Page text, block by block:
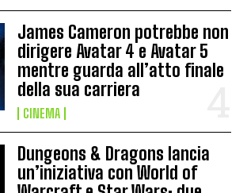
James Cameron potrebbe non
dirigere Avatar 4 e Avatar 5
mentre guarda all’atto finale
della sua carriera
CINEMA
Dungeons & Dragons lancia
un’iniziativa con World of